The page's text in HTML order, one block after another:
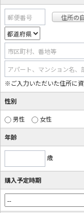
郵便番号
市区町村、番地等
アパート、マンション名、
※ご入力いただいた住所に資
性別
男性 女性
年齢
歳
購入予定時期